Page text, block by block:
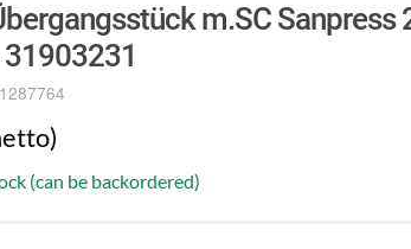
m.SC
(can be backordered)